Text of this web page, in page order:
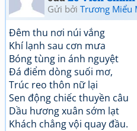
Gửi bởi Trương Miểu
Đêm thu nơi núi vắng
Khí lạnh sau cơn mưa
Bóng tùng in ánh nguyệt
Đá điểm dòng suối mơ,
Trúc reo thôn nữ lại
Sen động chiếc thuyền câu
Dầu hương xuân sớm lạt
Khách chẳng vội quay đầu.